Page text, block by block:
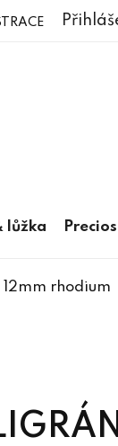
lůžka
12mm rhodium